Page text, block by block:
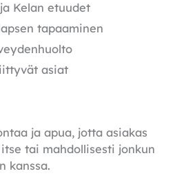
Kelan etuudet
tapaaminen
asiat
ja apua, jotta asiakas
tai mahdollisesti jonkun
kanssa.